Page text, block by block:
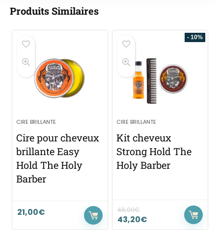
Produits Similaires
CIRE BRILLANTE
Cire pour cheveux
brillante Easy
Hold The Holy
Barber
21,00€
- 10%
CIRE BRILLANTE
Kit cheveux
Strong Hold The
Holy Barber
48,00€
43,20€